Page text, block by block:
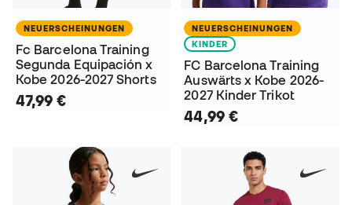
NEUERSCHEINUNGEN
Fc Barcelona Training
Segunda Equipación x
Kobe 2026-2027 Shorts
47,99 €
NEUERSCHEINUNGEN
KINDER
FC Barcelona Training
Auswärts x Kobe 2026-
2027 Kinder Trikot
44,99 €